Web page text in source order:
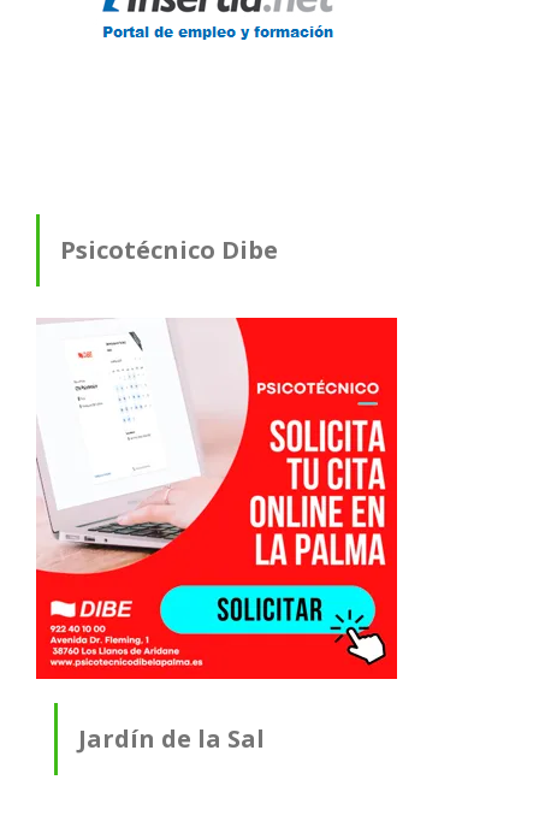
Psicotécnico Dibe
Jardín de la Sal